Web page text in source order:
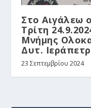
Στο Αιγάλεω
Τρίτη
Μνήμης
Δυτ.
23 Σεπτεμβρίου 2024